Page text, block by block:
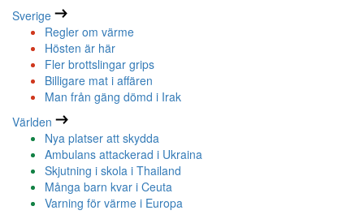
Sverige
Regler om värme
Hösten är här
Fler brottslingar grips
Billigare mat i affären
Man från gäng dömd i Irak
Världen
Nya platser att skydda
Ambulans attackerad i Ukraina
Skjutning i skola i Thailand
Många barn kvar i Ceuta
Varning för värme i Europa